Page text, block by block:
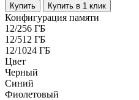
Купить Купить в 1 клик
Конфигурация памяти
12/256 ГБ
12/512 ГБ
12/1024 ГБ
Цвет
Черный
Синий
Фиолетовый